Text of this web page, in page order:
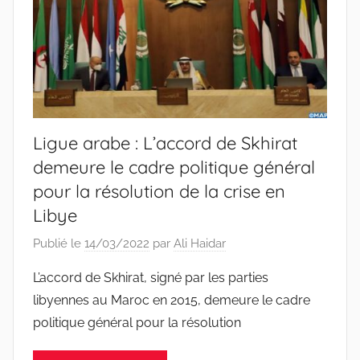
Ligue arabe : L’accord de Skhirat
demeure le cadre politique général
pour la résolution de la crise en
Libye
Publié le 14/03/2022 par Ali Haidar
L’accord de Skhirat, signé par les parties
libyennes au Maroc en 2015, demeure le cadre
politique général pour la résolution